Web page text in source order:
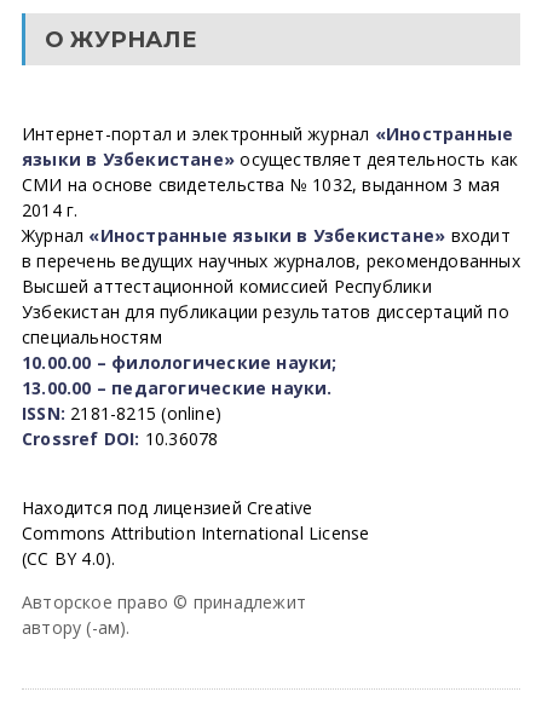
О ЖУРНАЛЕ
Интернет-портал и электронный журнал «Иностранные
языки в Узбекистане» осуществляет деятельность как
СМИ на основе свидетельства № 1032, выданном 3 мая
2014 г.
Журнал «Иностранные языки в Узбекистане» входит
в перечень ведущих научных журналов, рекомендованных
Высшей аттестационной комиссией Республики
Узбекистан для публикации результатов диссертаций по
специальностям
10.00.00 – филологические науки;
13.00.00 – педагогические науки.
ISSN: 2181-8215 (online)
Crossref DOI: 10.36078
Находится под лицензией Creative
Commons Attribution International License
(CC BY 4.0).
Авторское право © принадлежит
автору (-ам).